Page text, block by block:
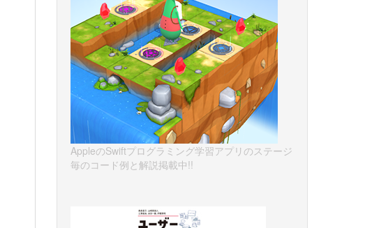
AppleのSwiftプログラミング学習アプリのステージ
毎のコード例と解説掲載中!!